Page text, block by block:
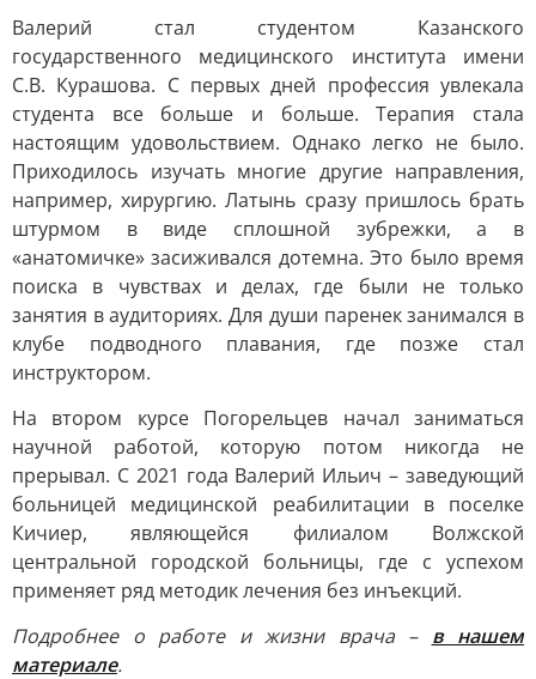
Валерий стал студентом Казанского
государственного медицинского института имени
С.В. Курашова. С первых дней профессия увлекала
студента все больше и больше. Терапия стала
настоящим удовольствием. Однако легко не было.
Приходилось изучать многие другие направления,
например, хирургию. Латынь сразу пришлось брать
штурмом в виде сплошной зубрежки, а в
«анатомичке» засиживался дотемна. Это было время
поиска в чувствах и делах, где были не только
занятия в аудиториях. Для души паренек занимался в
клубе подводного плавания, где поз­же стал
инструктором.
На втором курсе Погорельцев начал заниматься
научной работой, которую потом никогда не
прерывал. С 2021 года Валерий Ильич – заведующий
больницей медицинской реабилитации в поселке
Кичиер, являющейся филиалом Волжской
центральной городской больницы, где с успехом
применяет ряд методик лечения без инъекций.
Подробнее о работе и жизни врача – в нашем
материале.